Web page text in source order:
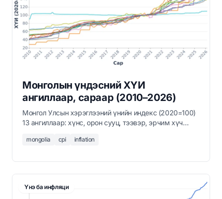
Монголын үндэсний ХҮИ
ангиллаар, сараар (2010–2026)
Монгол Улсын хэрэглээний үнийн индекс (2020=100)
13 ангиллаар: хүнс, орон сууц, тээвэр, эрчим хүч
mongolia cpi inflation
Үнэ ба инфляци